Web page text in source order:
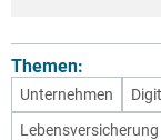
Themen:
Unternehmen
Lebensversicherung